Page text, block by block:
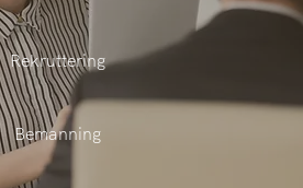
Rekruttering
Bemanning